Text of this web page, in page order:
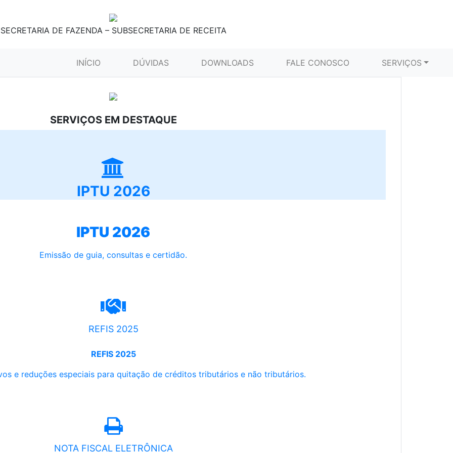
SECRETARIA DE FAZENDA – SUBSECRETARIA DE RECEITA
INÍCIO (CURRENT)DÚVIDAS DOWNLOADS FALE CONOSCO SERVIÇOS
SERVIÇOS EM DESTAQUE
IPTU 2026
IPTU 2026
Emissão de guia, consultas e certidão.
REFIS 2025
REFIS 2025
e reduções especiais para quitação de créditos tributários e não tributários.
NOTA FISCAL ELETRÔNICA